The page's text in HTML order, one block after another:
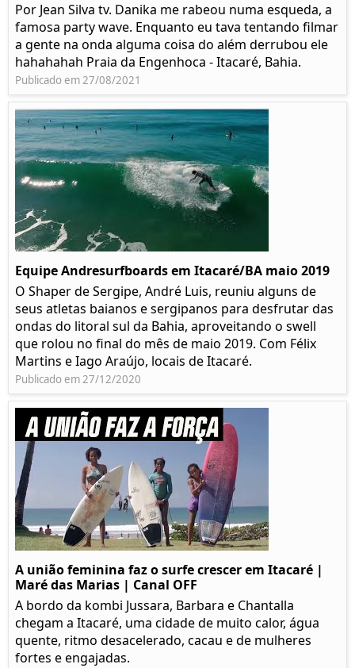
Por Jean Silva tv. Danika me rabeou numa esqueda, a
famosa party wave. Enquanto eu tava tentando filmar
a gente na onda alguma coisa do além derrubou ele
hahahahah Praia da Engenhoca - Itacaré, Bahia.
Publicado em 27/08/2021
Equipe Andresurfboards em Itacaré/BA maio 2019
O Shaper de Sergipe, André Luis, reuniu alguns de
seus atletas baianos e sergipanos para desfrutar das
ondas do litoral sul da Bahia, aproveitando o swell
que rolou no final do mês de maio 2019. Com Félix
Martins e Iago Araújo, locais de Itacaré.
Publicado em 27/12/2020
A união feminina faz o surfe crescer em Itacaré |
Maré das Marias | Canal OFF
A bordo da kombi Jussara, Barbara e Chantalla
chegam a Itacaré, uma cidade de muito calor, água
quente, ritmo desacelerado, cacau e de mulheres
fortes e engajadas.